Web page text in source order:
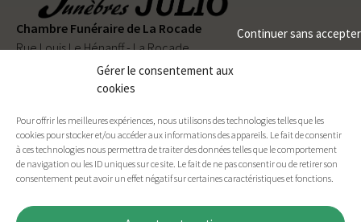
Gérer le consentement aux
cookies
Pour offrir les meilleures expériences, nous utilisons des technologies telles que les
cookies pour stocker et/ou accéder aux informations des appareils. Le fait de consentir
à ces technologies nous permettra de traiter des données telles que le comportement
de navigation ou les ID uniques sur ce site. Le fait de ne pas consentir ou de retirer son
consentement peut avoir un effet négatif sur certaines caractéristiques et fonctions.
Continuer sans accepter
Chambre Funéraire de La Rocade
Rue Louis Le Hénanff - La Rocade
56330 PLUVIGNER
02 97 50 90 80
Permanence téléphonique24h/24et7j/7